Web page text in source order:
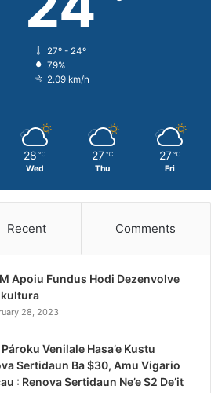
27º - 24º
79%
2.09 km/h
28 ℃
Wed
27 ℃
Thu
27 ℃
Fri
Recent Comments
Apoiu Fundus Hodi Dezenvolve
28, 2023
Venilale Hasa’e Kustu
Sertidaun Ba $30, Amu Vigario
: Renova Sertidaun Ne’e $2 De’it